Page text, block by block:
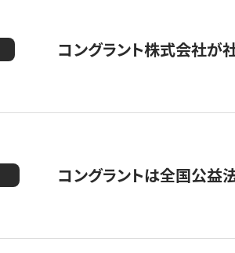
コングラント株式会社が
コングラントは全国公益